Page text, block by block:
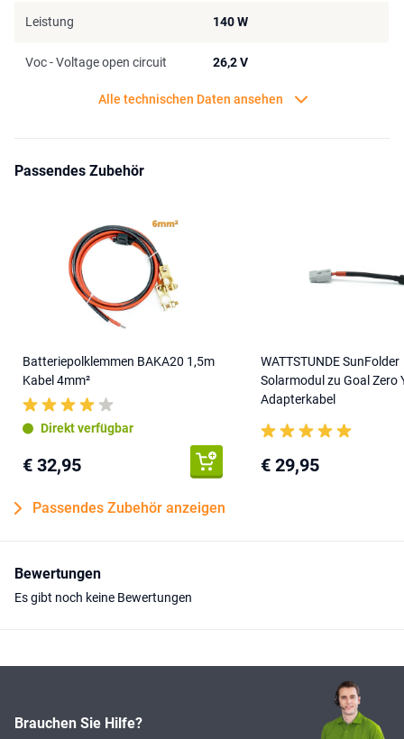
Leistung 140 W
Voc - Voltage open circuit 26,2 V
Alle technischen Daten ansehen
Passendes Zubehör
Batteriepolklemmen BAKA20 1,5m
Kabel 4mm²
Direkt verfügbar
€ 32,95
WATTSTUNDE SunFolder
Solarmodul zu Goal Zero
Adapterkabel
€ 29,95
Passendes Zubehör anzeigen
Bewertungen
Es gibt noch keine Bewertungen
Brauchen Sie Hilfe?